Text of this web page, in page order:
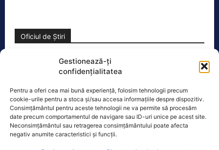
Gestionează-ți
confidențialitatea
Pentru a oferi cea mai bună experiență, folosim tehnologii precum
cookie-urile pentru a stoca și/sau accesa informațiile despre dispozitiv.
Consimțământul pentru aceste tehnologii ne va permite să procesăm
date precum comportamentul de navigare sau ID-uri unice pe acest site.
Neconsimțământul sau retragerea consimțământului poate afecta
negativ anumite caracteristici și funcții.
Oficiul de Știri
Copil din Reghin, salvat după ce și-a prins mâna în
trecut printr-un moment dramatic,
vineri, după ce și-a prins mâna
dreaptă[...]